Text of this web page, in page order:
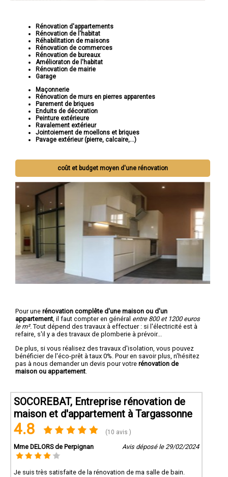
Rénovation d'appartements
Rénovation de l'habitat
Réhabilitation de maisons
Rénovation de commerces
Rénovation de bureaux
Amélioraton de l'habitat
Rénovation de mairie
Garage
Maçonnerie
Rénovation de murs en pierres apparentes
Parement de briques
Enduits de décoration
Peinture extérieure
Ravalement extérieur
Jointoiement de moellons et briques
Pavage extérieur (pierre, calcaire,...)
coût et budget moyen d'une rénovation
Pour une rénovation complête d'une maison ou d'un
appartement , il faut compter en général entre 800 et 1200 euros
le m². Tout dépend des travaux à effectuer : si l'électricité est à
refaire, s'il y a des travaux de plomberie à prévoir...
De plus, si vous réalisez des travaux d'isolation, vous pouvez
bénéficier de l'éco-prêt à taux 0%. Pour en savoir plus, n'hésitez
pas à nous demander un devis pour votre rénovation de
maison ou appartement
SOCOREBAT, Entreprise rénovation de
maison et d'appartement à Targassonne
4.8 (10 avis )
Mme DELORS de Perpignan Avis déposé le 29/02/2024
Je suis très satisfaite de la rénovation de ma salle de bain.